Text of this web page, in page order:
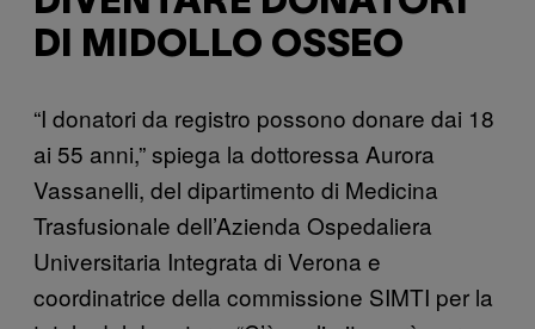
DI MIDOLLO OSSEO
“I donatori da registro possono donare dai 18
ai 55 anni,” spiega la dottoressa Aurora
Vassanelli, del dipartimento di Medicina
Trasfusionale dell’Azienda Ospedaliera
Universitaria Integrata di Verona e
coordinatrice della commissione SIMTI per la